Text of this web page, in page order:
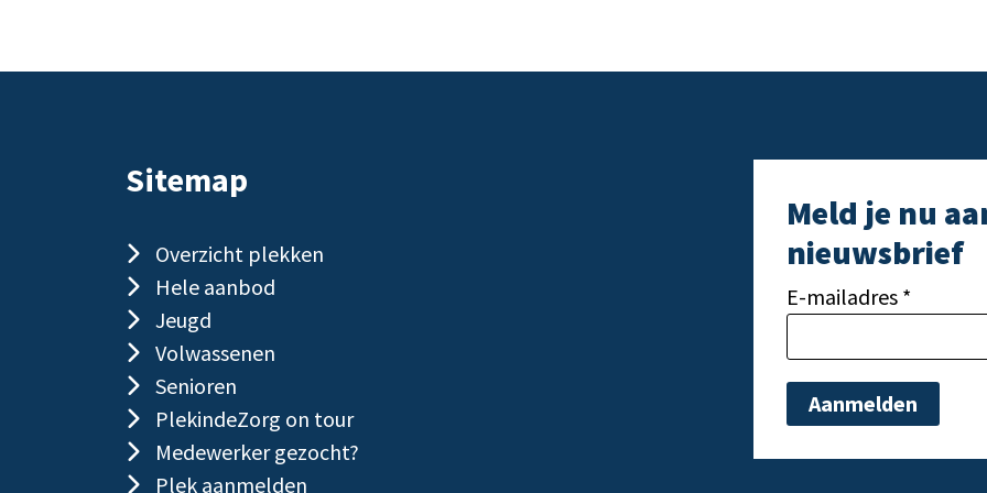
Sitemap
Overzicht plekken
Hele aanbod
Jeugd
Volwassenen
Senioren
PlekindeZorg on tour
Medewerker gezocht?
Plek aanmelden
Meld je nu
nieuwsbrief
E-mailadres *